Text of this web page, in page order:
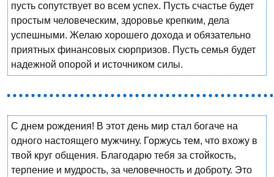
пусть сопутствует во всем успех. Пусть счастье будет
простым человеческим, здоровье крепким, дела
успешными. Желаю хорошего дохода и обязательно
приятных финансовых сюрпризов. Пусть семья будет
надежной опорой и источником силы.
С днем рождения! В этот день мир стал богаче на
одного настоящего мужчину. Горжусь тем, что вхожу в
твой круг общения. Благодарю тебя за стойкость,
терпение и мудрость, за человечность и доброту. Это